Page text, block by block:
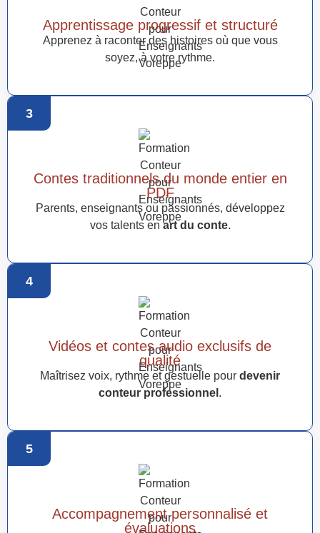
Apprentissage progressif et structuré
Apprenez à raconter des histoires où que vous
soyez, à votre rythme.
3
Contes traditionnels du monde entier en
PDF
Parents, enseignants ou passionnés, développez
vos talents en art du conte.
4
Vidéos et contes audio exclusifs de
qualité
Maîtrisez voix, rythme et gestuelle pour devenir
conteur professionnel .
5
Accompagnement personnalisé et
évaluations